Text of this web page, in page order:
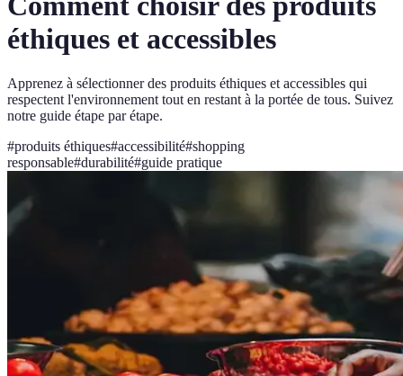
éthiques et accessibles
Apprenez à sélectionner des produits éthiques et accessibles qui
respectent l'environnement tout en restant à la portée de tous. Suivez
notre guide étape par étape.
#produits éthiques#accessibilité#shopping
responsable#durabilité#guide pratique